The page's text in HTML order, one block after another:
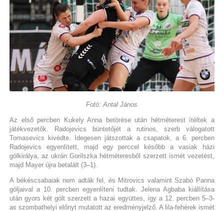
Fotó: Antal János
Az első percben Kukely Anna betörése után hétméterest ítéltek a
játékvezetők. Radojevics büntetőjét a rutinos, szerb válogatott
Tomasevics kivédte. Idegesen játszottak a csapatok, a 6. percben
Radojevics egyenlített, majd egy perccel később a vasiak házi
gólkirálya, az ukrán Gorilszka hétméteresből szerzett ismét vezetést,
majd Mayer újra betalált (3–1).
A békéscsabaiak nem adták fel, és Mitrovics valamint Szabó Panna
góljaival a 10. percben egyenlíteni tudtak. Jelena Agbaba kiállítása
után gyors két gólt szerzett a hazai együttes, így a 12. percben 5–3-
as szombathelyi előnyt mutatott az eredményjelző. A lila-fehérek ismét